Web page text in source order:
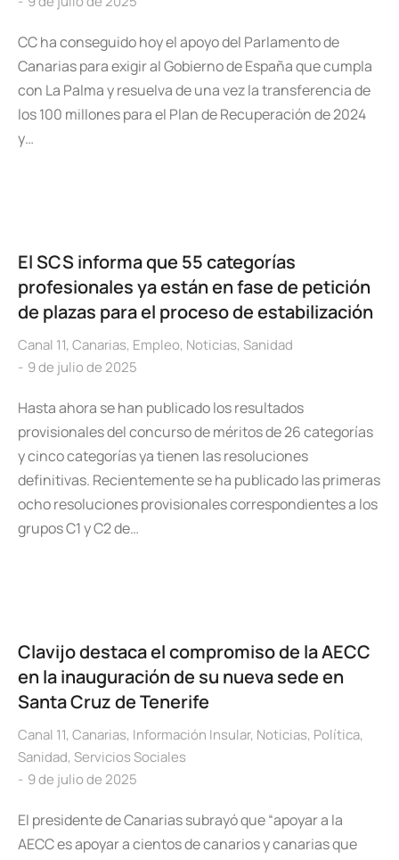
CC ha conseguido hoy el apoyo del Parlamento de
Canarias para exigir al Gobierno de España que cumpla
con La Palma y resuelva de una vez la transferencia de
los 100 millones para el Plan de Recuperación de 2024
y…
El SCS informa que 55 categorías
profesionales ya están en fase de petición
de plazas para el proceso de estabilización
Canal 11, Canarias, Empleo, Noticias, Sanidad
9 de julio de 2025
Hasta ahora se han publicado los resultados
provisionales del concurso de méritos de 26 categorías
y cinco categorías ya tienen las resoluciones
definitivas. Recientemente se ha publicado las primeras
ocho resoluciones provisionales correspondientes a los
grupos C1 y C2 de…
Clavijo destaca el compromiso de la AECC
en la inauguración de su nueva sede en
Santa Cruz de Tenerife
Canal 11, Canarias, Información Insular, Noticias, Política,
Sanidad, Servicios Sociales
9 de julio de 2025
El presidente de Canarias subrayó que “apoyar a la
AECC es apoyar a cientos de canarios y canarias que